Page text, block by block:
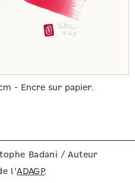
- Encre sur papier.
Badani / Auteur
l’ADAGP.